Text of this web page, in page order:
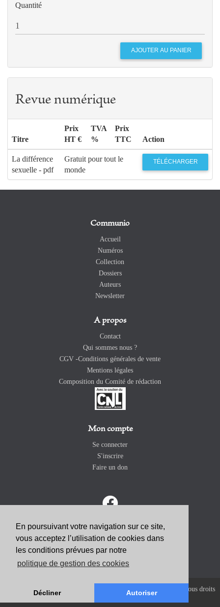
En poursuivant votre navigation sur ce site,
vous acceptez l’utilisation de cookies dans
les conditions prévues par notre
politique de gestion des cookies
Décliner Autoriser
Quantité
Revue numérique
Titre
Prix
HT €
TVA
%
Prix
TTC
Action
La différence
sexuelle - pdf
Gratuit pour tout le
monde
TÉLÉCHARGER
Communio
Accueil
Numéros
Collection
Dossiers
Auteurs
Newsletter
A propos
Contact
Qui sommes nous ?
CGV -Conditions générales de vente
Mentions légales
Composition du Comité de rédaction
Mon compte
Se connecter
S'inscrire
Faire un don
ABONNEZ-VOUS
Copyright 2026 Revue Catholique Internationale COMMUNIO. Tous droits